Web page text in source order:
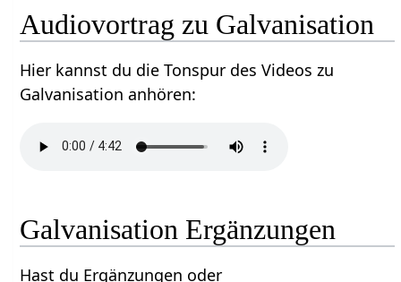
Audiovortrag zu Galvanisation
Hier kannst du die Tonspur des Videos zu
Galvanisation anhören:
Galvanisation Ergänzungen
Hast du Ergänzungen oder